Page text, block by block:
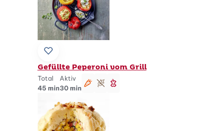
Zu Lieblingsrezepten hinzufügen
Gefüllte Peperoni vom Grill
Total
45 min
Aktiv
30 min
vegetarisch
glutenfrei
schlank